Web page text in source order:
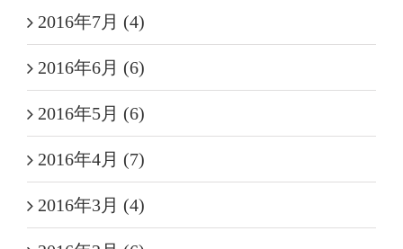
2016年7月 (4)
2016年6月 (6)
2016年5月 (6)
2016年4月 (7)
2016年3月 (4)